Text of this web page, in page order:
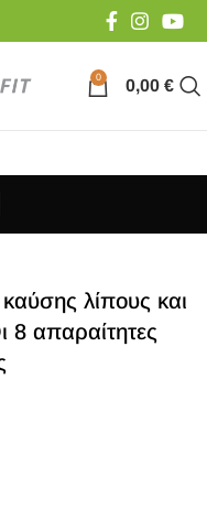
0 0,00 €
λίπους και
8 απαραίτητες